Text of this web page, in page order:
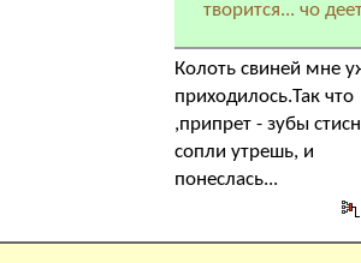
творится... чо
Колоть свиней мне
приходилось.Так что
,припрет - зубы
сопли утрешь, и
понеслась...